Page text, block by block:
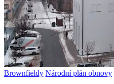
Brownfieldy Národní plán obnovy